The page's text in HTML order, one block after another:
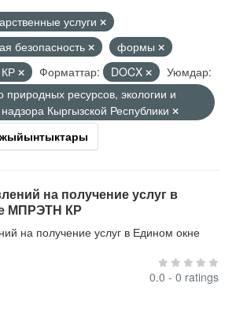
услуги
безопасность
формы
Форматтар: DOCX
Уюмдар:
природных ресурсов, экологии и
Кыргызской Республики
на получение услуг в
МПРЭТН КР
на получение услуг в Едином окне
0.0 - 0 ratings